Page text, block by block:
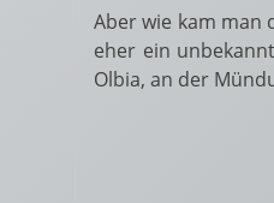
Aber wie kam man
eher ein
Olbia, an der